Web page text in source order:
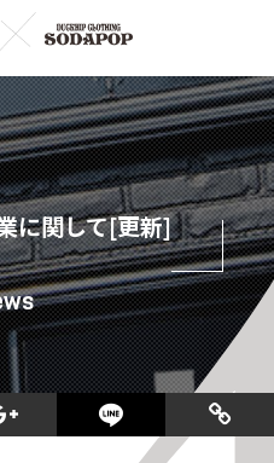
に関して[更新]